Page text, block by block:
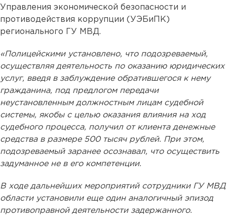
Управления экономической безопасности и
противодействия коррупции (УЭБиПК)
регионального ГУ МВД.
«Полицейскими установлено, что подозреваемый,
осуществляя деятельность по оказанию юридических
услуг, введя в заблуждение обратившегося к нему
гражданина, под предлогом передачи
неустановленным должностным лицам судебной
системы, якобы с целью оказания влияния на ход
судебного процесса, получил от клиента денежные
средства в размере 500 тысяч рублей. При этом,
подозреваемый заранее осознавал, что осуществить
задуманное не в его компетенции.
В ходе дальнейших мероприятий сотрудники ГУ МВД
области установили еще один аналогичный эпизод
противоправной деятельности задержанного.